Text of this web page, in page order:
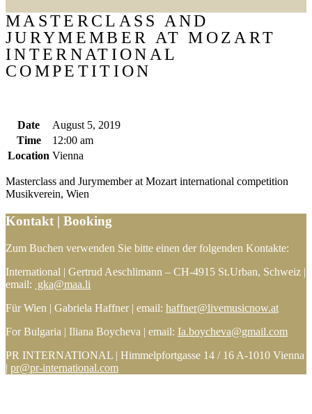
MASTERCLASS AND
JURYMEMBER AT MOZART
INTERNATIONAL
COMPETITION
Date
August 5, 2019
Time
12:00 am
Location Vienna
Masterclass and Jurymember at Mozart international competition
Musikverein, Wien
Kontakt | Booking
Zum Buchen verwenden Sie bitte einen der folgenden Kontakte:
International | Gertrud Aeschlimann – CH-4915 St.Urban, Schweiz |
email: gka@maa.li
Für Wien | Gabriela Haffner | email: haffner@livemusicnow.at
For Bulgaria | Iliana Boycheva | email: Ia.boycheva@gmail.com
PR INTERNATIONAL | Himmelpfortgasse 14 / 16 A-1010 Vienna
| pr@pr-international.com